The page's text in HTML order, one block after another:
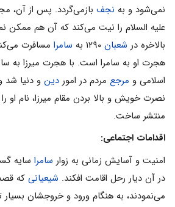
نمی‌شود و به نجف بازمی‌گردد. پس از آن،
علیه السلام را نیت می‌کند که آن هم ممکن
بالاخره در شعبان سامرا مسافرت
هجرت او به سامرا است. با هجرت میرزا به
اسلامی‌ و مرجع مردم در امور دین و دنیا شد
نصرت خویش و بالا بردن مقام میرزا، نام او
منتشر ساخت.
اقدامات اجتماعی:
امنیت و آسایش زمانی به زوار سامرا سایه
در آن دیار رحل اقامت افکند. شیعیانی که
می‌نمودند، به هنگام ورود و خروجشان بسیار